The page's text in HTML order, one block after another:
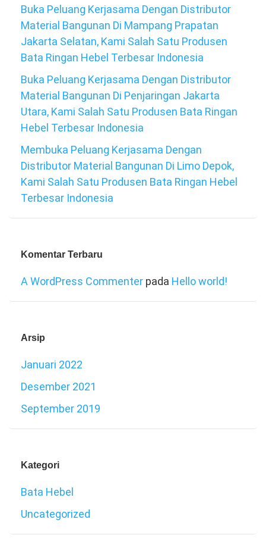
Buka Peluang Kerjasama Dengan Distributor
Material Bangunan Di Mampang Prapatan
Jakarta Selatan, Kami Salah Satu Produsen
Bata Ringan Hebel Terbesar Indonesia
Buka Peluang Kerjasama Dengan Distributor
Material Bangunan Di Penjaringan Jakarta
Utara, Kami Salah Satu Produsen Bata Ringan
Hebel Terbesar Indonesia
Membuka Peluang Kerjasama Dengan
Distributor Material Bangunan Di Limo Depok,
Kami Salah Satu Produsen Bata Ringan Hebel
Terbesar Indonesia
Komentar Terbaru
A WordPress Commenter pada Hello world!
Arsip
Januari 2022
Desember 2021
September 2019
Kategori
Bata Hebel
Uncategorized